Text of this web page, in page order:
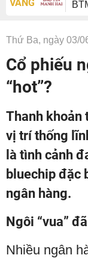
VÀNG
Thứ Ba, ngày 03/
Cổ phiếu
“hot”?
Thanh khoản
vị trí thống
là tình cảnh
bluechip đặc
ngân hàng.
Ngôi “vua”
Nhiều ngân